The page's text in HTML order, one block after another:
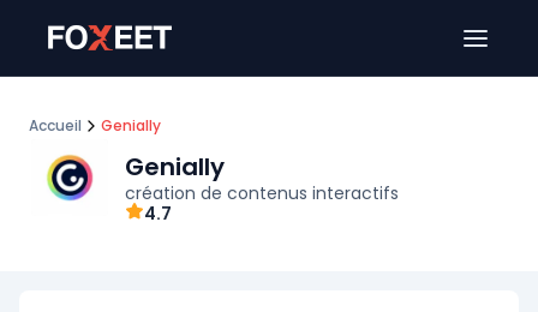
Accueil Genially
Genially
création de contenus interactifs
4.7